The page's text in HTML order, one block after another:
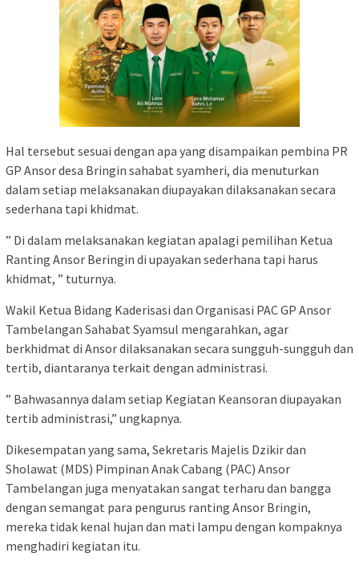
Hal tersebut sesuai dengan apa yang disampaikan pembina PR
GP Ansor desa Bringin sahabat syamheri, dia menuturkan
dalam setiap melaksanakan diupayakan dilaksanakan secara
sederhana tapi khidmat.
” Di dalam melaksanakan kegiatan apalagi pemilihan Ketua
Ranting Ansor Beringin di upayakan sederhana tapi harus
khidmat, ” tuturnya.
Wakil Ketua Bidang Kaderisasi dan Organisasi PAC GP Ansor
Tambelangan Sahabat Syamsul mengarahkan, agar
berkhidmat di Ansor dilaksanakan secara sungguh-sungguh dan
tertib, diantaranya terkait dengan administrasi.
” Bahwasannya dalam setiap Kegiatan Keansoran diupayakan
tertib administrasi,” ungkapnya.
Dikesempatan yang sama, Sekretaris Majelis Dzikir dan
Sholawat (MDS) Pimpinan Anak Cabang (PAC) Ansor
Tambelangan juga menyatakan sangat terharu dan bangga
dengan semangat para pengurus ranting Ansor Bringin,
mereka tidak kenal hujan dan mati lampu dengan kompaknya
menghadiri kegiatan itu.